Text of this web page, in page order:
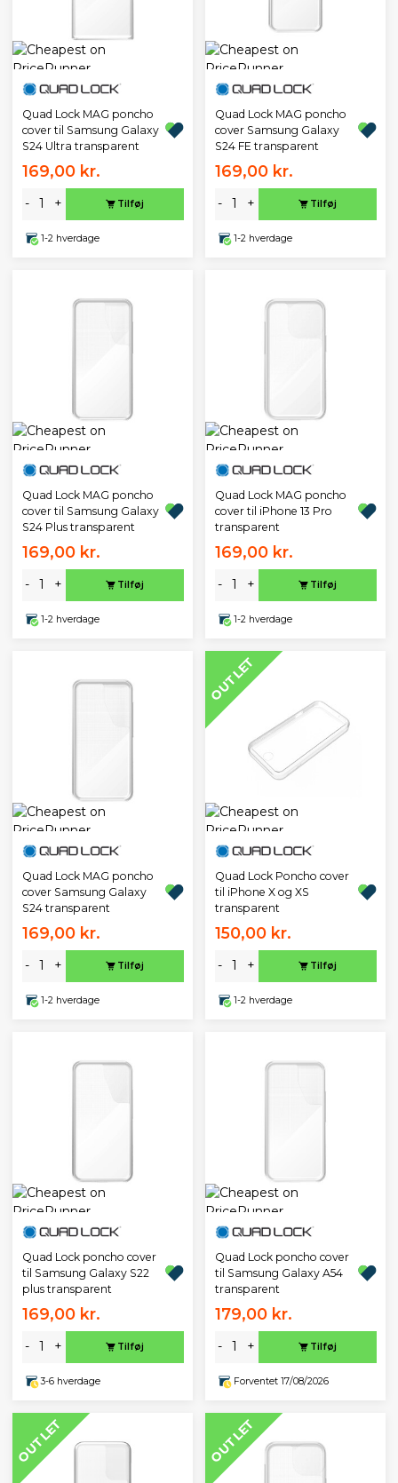
Quad Lock MAG poncho
cover til Samsung Galaxy
S24 Ultra transparent
169,00 kr.
- + Tilføj
1-2 hverdage
Quad Lock MAG poncho
cover Samsung Galaxy
S24 FE transparent
169,00 kr.
- + Tilføj
1-2 hverdage
Quad Lock MAG poncho
cover til Samsung Galaxy
S24 Plus transparent
169,00 kr.
- + Tilføj
1-2 hverdage
Quad Lock MAG poncho
cover til iPhone 13 Pro
transparent
169,00 kr.
- + Tilføj
1-2 hverdage
Quad Lock MAG poncho
cover Samsung Galaxy
S24 transparent
169,00 kr.
- + Tilføj
1-2 hverdage
OUTLET
Quad Lock Poncho cover
til iPhone X og XS
transparent
150,00 kr.
- + Tilføj
1-2 hverdage
Quad Lock poncho cover
til Samsung Galaxy S22
plus transparent
169,00 kr.
- + Tilføj
3-6 hverdage
Quad Lock poncho cover
til Samsung Galaxy A54
transparent
179,00 kr.
- + Tilføj
Forventet 17/08/2026
OUTLET OUTLET